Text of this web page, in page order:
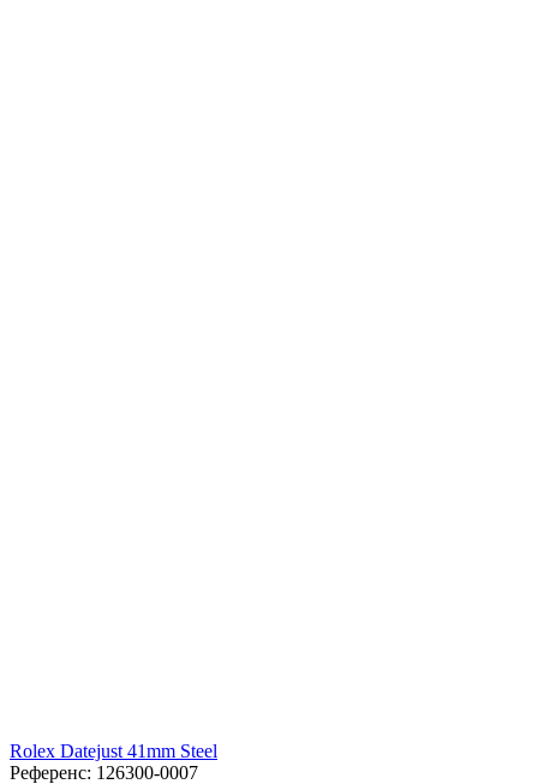
Rolex Datejust 41mm Steel
Референс: 126300-0007